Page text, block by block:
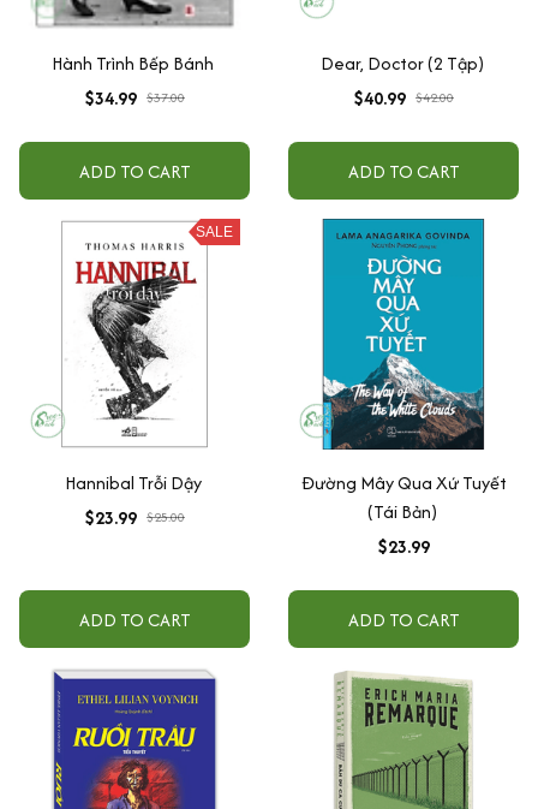
Hành Trình Bếp Bánh
$34.99 $37.00
ADD TO CART
Dear, Doctor (2 Tập)
$40.99 $42.00
ADD TO CART
SALE
Hannibal Trỗi Dậy
$23.99 $25.00
ADD TO CART
Đường Mây Qua Xứ Tuyết
(Tái Bản)
$23.99
ADD TO CART